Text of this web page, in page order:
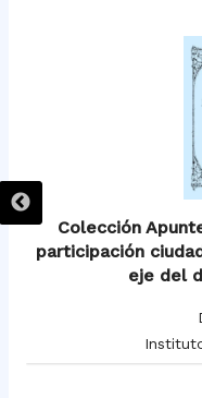
Colección
participación
eje del